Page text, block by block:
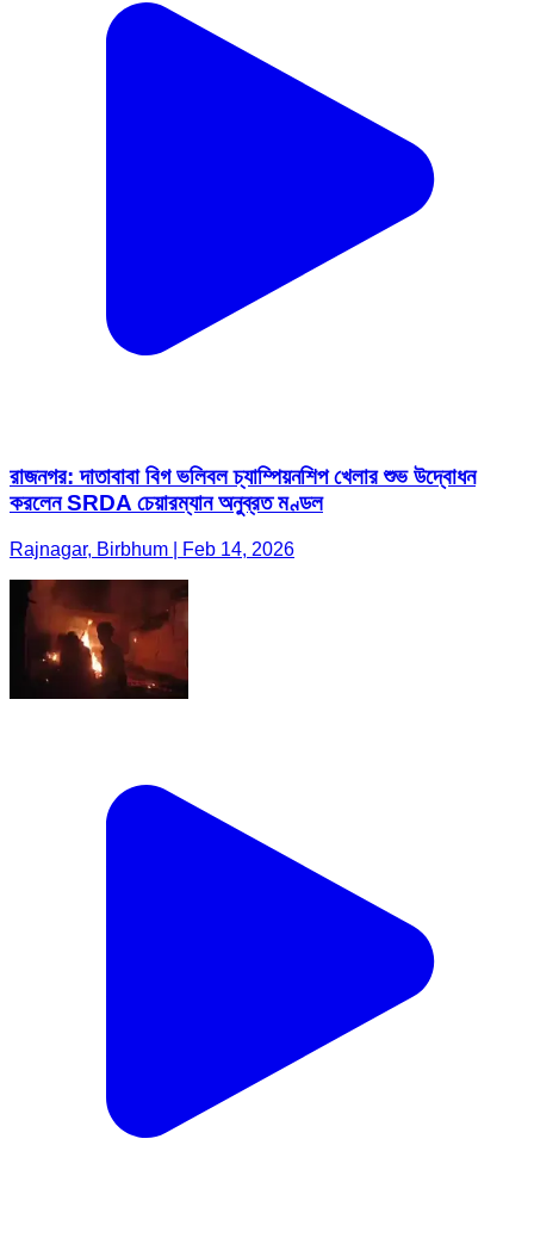
রাজনগর: দাতাবাবা বিগ ভলিবল চ্যাম্পিয়নশিপ খেলার শুভ উদ্বোধন
করলেন SRDA চেয়ারম্যান অনুব্রত মণ্ডল
Rajnagar, Birbhum | Feb 14, 2026